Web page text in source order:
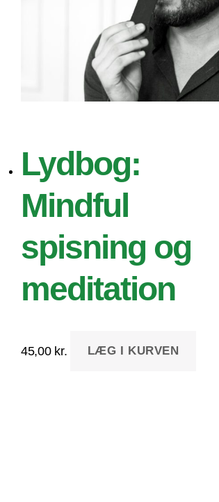
Lydbog:
Mindful
spisning og
meditation
45,00 kr. LÆG I KURVEN